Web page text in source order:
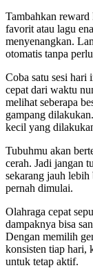
Tambahkan
favorit atau lagu
menyenangkan.
otomatis tanpa
Coba satu sesi hari
cepat dari waktu
melihat seberapa
gampang
kecil yang
Tubuhmu akan
cerah. Jadi jangan
sekarang jauh
pernah dimulai.
Olahraga cepat
dampaknya bisa
Dengan memilih
konsisten tiap hari,
untuk tetap aktif.